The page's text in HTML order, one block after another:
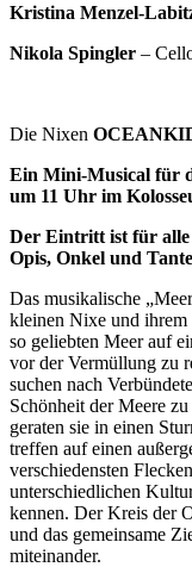
Kristina Menzel-
Nikola Spingler –
Die Nixen
Ein Mini-Musical für
um 11 Uhr im
Der Eintritt ist für alle
Opis, Onkel und
Das musikalische
kleinen Nixe und ihrem
so geliebten Meer auf
vor der Vermüllung zu
suchen nach
Schönheit der Meere
geraten sie in einen
treffen auf einen
verschiedensten
unterschiedlichen
kennen. Der Kreis der
und das gemeinsame
miteinander.